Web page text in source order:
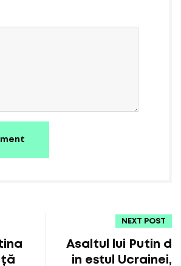
NEXT POST
Asaltul lui Putin d
in estul Ucrainei,